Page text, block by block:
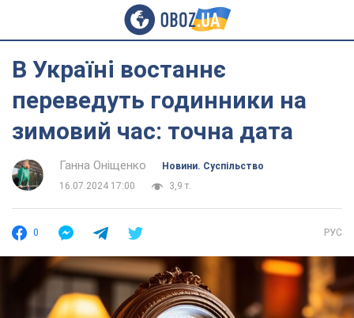
В Україні востаннє
переведуть годинники на
зимовий час: точна дата
Ганна Оніщенко
Новини. Суспільство
16.07.2024 17:00
3,9 т.
0 РУС